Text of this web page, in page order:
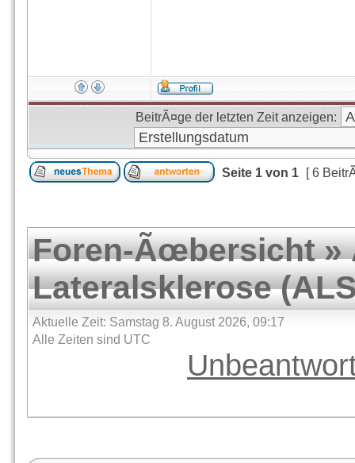
BeitrÃ¤ge der letzten Zeit anzeigen:
Seite 1 von 1 [ 6
Foren-Ãœbersicht»
Lateralsklerose
Aktuelle Zeit: Samstag 8. August 2026, 09:17
Alle Zeiten sind UTC